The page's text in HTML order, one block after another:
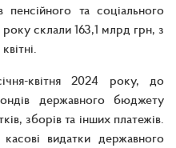
та соціального
року склали 163,1 млрд грн, з
квітня 2024 року, до
державного бюджету
зборів та інших платежів.
видатки державного